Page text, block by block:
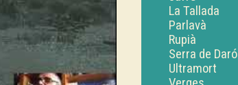
La Tallada
Parlavà
Rupià
Serra de Daró
Ultramort